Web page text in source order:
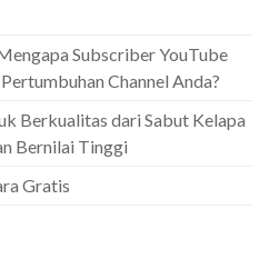
Subscriber YouTube
Channel Anda?
Berkualitas dari Sabut Kelapa
Bernilai Tinggi
Gratis